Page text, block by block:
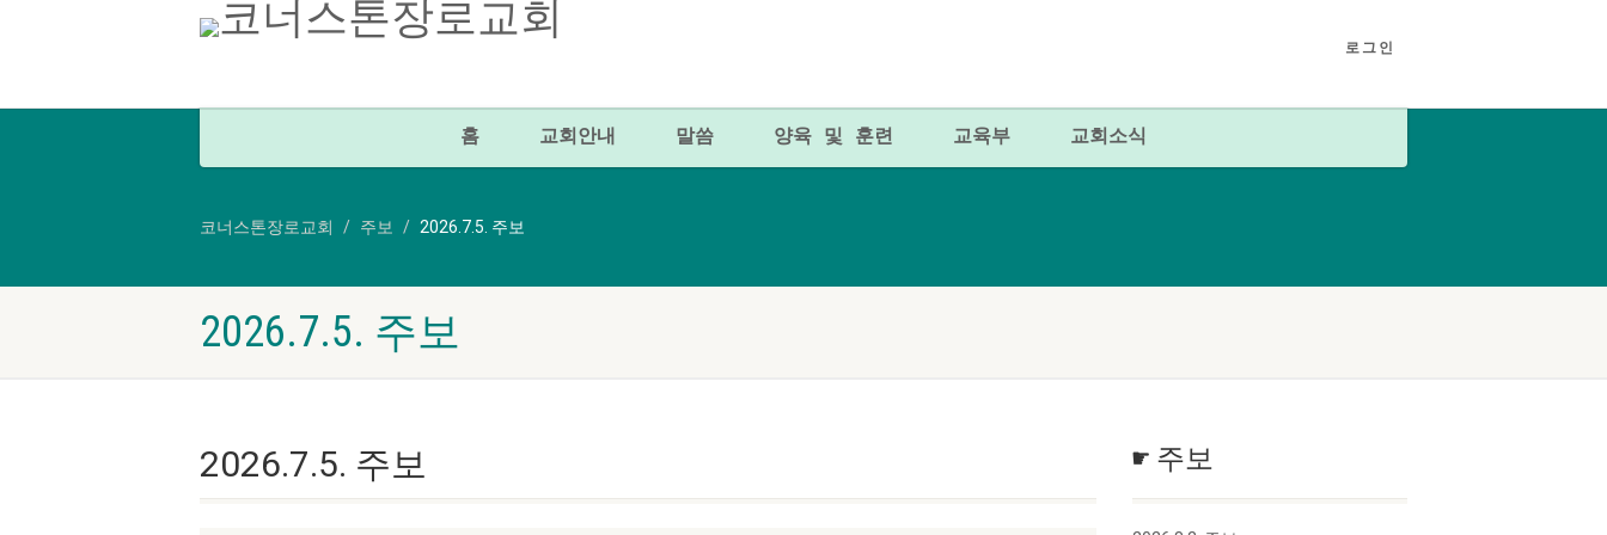
로그인
홈 교회안내 말씀 양육 및 훈련 교육부 교회소식
코너스톤장로교회 주보 2026.7.5. 주보
2026.7.5. 주보
2026.7.5. 주보 ☛ 주보